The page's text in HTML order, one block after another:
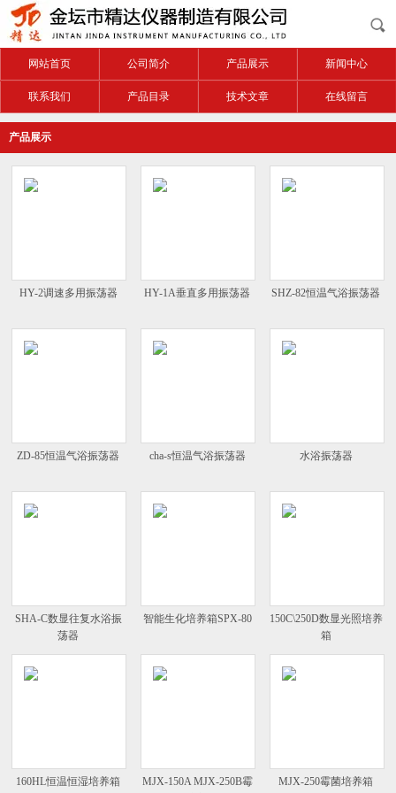
网站首页 公司简介 产品展示 新闻中心
联系我们 产品目录 技术文章 在线留言
产品展示
HY-2调速多用振荡器 HY-1A垂直多用振荡器 SHZ-82恒温气浴振荡器
ZD-85恒温气浴振荡器 cha-s恒温气浴振荡器 水浴振荡器
SHA-C数显往复水浴振
荡器
智能生化培养箱SPX-80
150C\250D数显光照培养
箱
160HL恒温恒湿培养箱
MJX-150A MJX-250B霉
MJX-250霉菌培养箱